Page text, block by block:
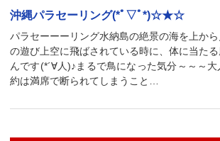
沖縄パラセーリング(*ﾟ▽ﾟ*)☆★☆
パラセーーーリング水納島の絶景の海を上か
の遊び上空に飛ばされている時に、体に当た
んです(*´∀人)♪まるで鳥になった気分～～～
約は満席で断られてしまうこと…